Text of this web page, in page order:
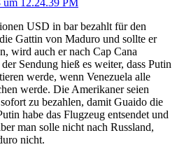
USD in bar bezahlt für den
Gattin von Maduro und sollte er
wird auch er nach Cap Cana
Sendung hieß es weiter, dass Putin
werde, wenn Venezuela alle
werde. Die Amerikaner seien
zu bezahlen, damit Guaido die
habe das Flugzeug entsendet und
man solle nicht nach Russland,
nicht.